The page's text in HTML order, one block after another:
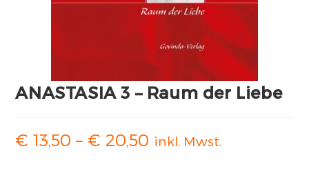
ANASTASIA 3 – Raum der Liebe
€ 13,50 – € 20,50 inkl. Mwst.